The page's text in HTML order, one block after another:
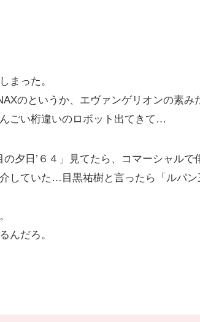
まった。
のというか、エヴァンゲリオンの素み
ごい桁違いのロボット出てきて…
夕日’６４」見てたら、コマーシャルで
していた…目黒祐樹と言ったら「ルパ
んだろ。